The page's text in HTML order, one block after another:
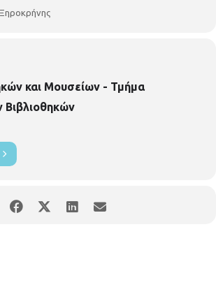
ΒΙΒΛΙΟΘΗΚΗ ΞΗΡΟΚΡΗΝΗΣ Γρ.
pbibjir
Ξηροκρήνης
και Μουσείων - Τμήμα
Βιβλιοθηκών